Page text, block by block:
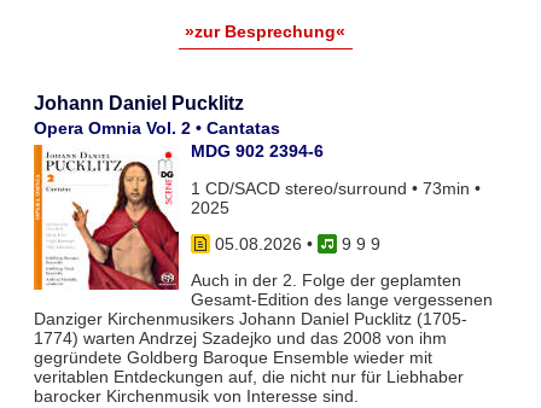
»zur Besprechung«
Johann Daniel Pucklitz
Opera Omnia Vol. 2 • Cantatas
MDG 902 2394-6
1 CD/SACD stereo/surround • 73min •
2025
05.08.2026 •
9 9 9
Auch in der 2. Folge der geplamten
Gesamt-Edition des lange vergessenen
Danziger Kirchenmusikers Johann Daniel Pucklitz (1705-
1774) warten Andrzej Szadejko und das 2008 von ihm
gegründete Goldberg Baroque Ensemble wieder mit
veritablen Entdeckungen auf, die nicht nur für Liebhaber
barocker Kirchenmusik von Interesse sind.